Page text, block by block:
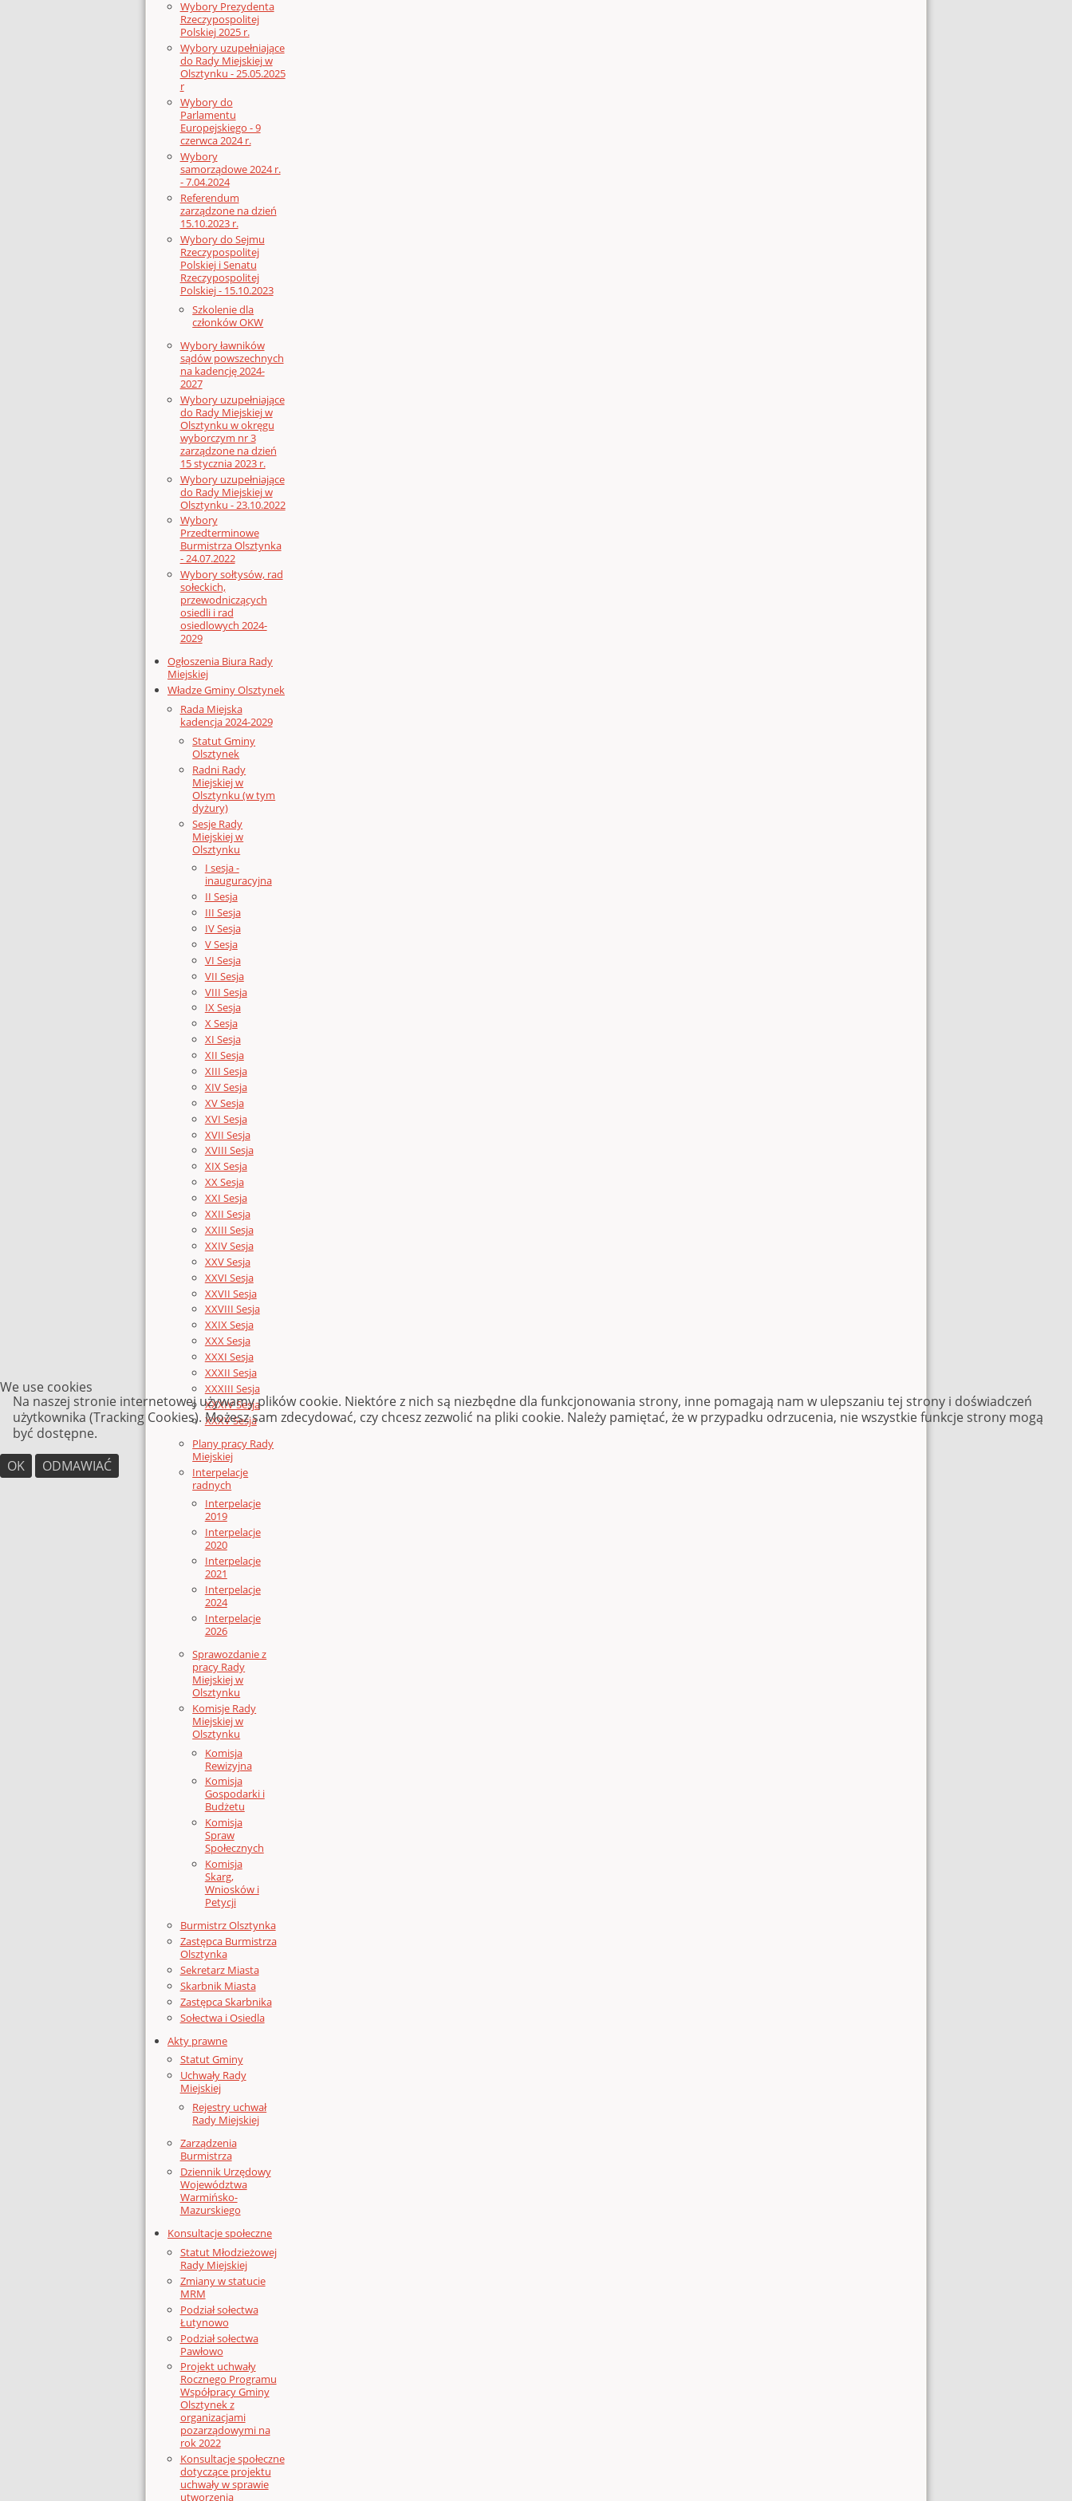
Wybory Prezydenta
Rzeczypospolitej
Polskiej 2025 r.
Wybory uzupełniające
do Rady Miejskiej w
Olsztynku - 25.05.2025
r
Wybory do
Parlamentu
Europejskiego - 9
czerwca 2024 r.
Wybory
samorządowe 2024 r.
- 7.04.2024
Referendum
zarządzone na dzień
15.10.2023 r.
Wybory do Sejmu
Rzeczypospolitej
Polskiej i Senatu
Rzeczypospolitej
Polskiej - 15.10.2023
Szkolenie dla
członków OKW
Wybory ławników
sądów powszechnych
na kadencję 2024-
2027
Wybory uzupełniające
do Rady Miejskiej w
Olsztynku w okręgu
wyborczym nr 3
zarządzone na dzień
15 stycznia 2023 r.
Wybory uzupełniające
do Rady Miejskiej w
Olsztynku - 23.10.2022
Wybory
Przedterminowe
Burmistrza Olsztynka
- 24.07.2022
Wybory sołtysów, rad
sołeckich,
przewodniczących
osiedli i rad
osiedlowych 2024-
2029
Ogłoszenia Biura Rady
Miejskiej
Władze Gminy Olsztynek
Rada Miejska
kadencja 2024-2029
Statut Gminy
Olsztynek
Radni Rady
Miejskiej w
Olsztynku (w tym
dyżury)
Sesje Rady
Miejskiej w
Olsztynku
I sesja -
inauguracyjna
II Sesja
III Sesja
IV Sesja
V Sesja
VI Sesja
VII Sesja
VIII Sesja
IX Sesja
X Sesja
XI Sesja
XII Sesja
XIII Sesja
XIV Sesja
XV Sesja
XVI Sesja
XVII Sesja
XVIII Sesja
XIX Sesja
XX Sesja
XXI Sesja
XXII Sesja
XXIII Sesja
XXIV Sesja
XXV Sesja
XXVI Sesja
XXVII Sesja
XXVIII Sesja
XXIX Sesja
XXX Sesja
XXXI Sesja
XXXII Sesja
XXXIII Sesja
XXXIV Sesja
XXXV Sesja
Plany pracy Rady
Miejskiej
Interpelacje
radnych
Interpelacje
2019
Interpelacje
2020
Interpelacje
2021
Interpelacje
2024
Interpelacje
2026
Sprawozdanie z
pracy Rady
Miejskiej w
Olsztynku
Komisje Rady
Miejskiej w
Olsztynku
Komisja
Rewizyjna
Komisja
Gospodarki i
Budżetu
Komisja
Spraw
Społecznych
Komisja
Skarg,
Wniosków i
Petycji
Burmistrz Olsztynka
Zastępca Burmistrza
Olsztynka
Sekretarz Miasta
Skarbnik Miasta
Zastępca Skarbnika
Sołectwa i Osiedla
Akty prawne
Statut Gminy
Uchwały Rady
Miejskiej
Rejestry uchwał
Rady Miejskiej
Zarządzenia
Burmistrza
Dziennik Urzędowy
Województwa
Warmińsko-
Mazurskiego
Konsultacje społeczne
Statut Młodzieżowej
Rady Miejskiej
Zmiany w statucie
MRM
Podział sołectwa
Łutynowo
Podział sołectwa
Pawłowo
Projekt uchwały
Rocznego Programu
Współpracy Gminy
Olsztynek z
organizacjami
pozarządowymi na
rok 2022
Konsultacje społeczne
dotyczące projektu
uchwały w sprawie
utworzenia
We use cookies
Na naszej stronie internetowej używamy plików cookie. Niektóre z nich są niezbędne dla funkcjonowania strony, inne pomagają nam w ulepszaniu tej strony i doświadczeń
użytkownika (Tracking Cookies). Możesz sam zdecydować, czy chcesz zezwolić na pliki cookie. Należy pamiętać, że w przypadku odrzucenia, nie wszystkie funkcje strony mogą
być dostępne.
OK
ODMAWIAĆ